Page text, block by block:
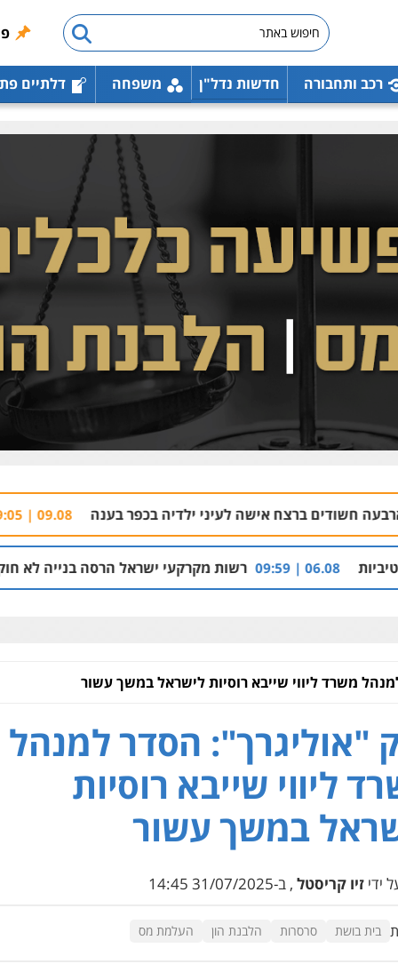
רכב ותחבורה חדשות נדל"ן משפחה דלתיים
אישה לעיני ילדיה בכפר בענה 09.08 | 09:05 רימון התפוצץ
רשות מקרקעי ישראל הרסה בנייה לא חוקית בכפר בענה
משרד ליווי שייבא רוסיות לישראל במשך עשור
"אוליגרך": הסדר למנהל
ליווי שייבא רוסיות
במשך עשור
ידי זיו קריסטל , ב-31/07/2025 14:45
בית בושת סרסרות הלבנת הון העלמת מס